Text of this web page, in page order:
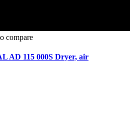
compare
AD 115 000S Dryer, air